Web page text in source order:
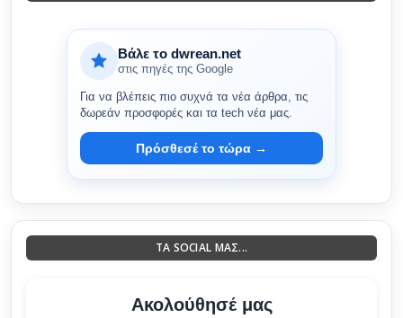
Βάλε το dwrean.net
στις πηγές της Google
Για να βλέπεις πιο συχνά τα νέα άρθρα, τις
δωρεάν προσφορές και τα tech νέα μας.
Πρόσθεσέ το τώρα →
ΤΑ SOCIAL ΜΑΣ...
Ακολούθησέ μας